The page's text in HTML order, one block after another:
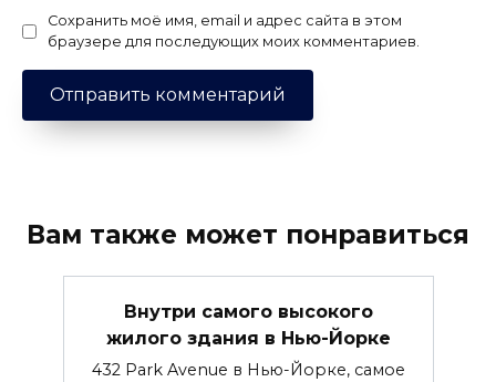
Сохранить моё имя, email и адрес сайта в этом
браузере для последующих моих комментариев.
Вам также может понравиться
Внутри самого высокого
жилого здания в Нью-Йорке
432 Park Avenue в Нью-Йорке, самое